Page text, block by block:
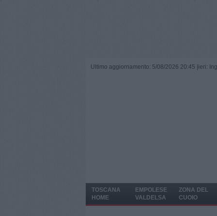
Ultimo aggiornamento: 5/08/2026 20:45 | ieri:
TOSCANA
HOME
EMPOLESE
VALDELSA
ZONA DEL
CUOIO